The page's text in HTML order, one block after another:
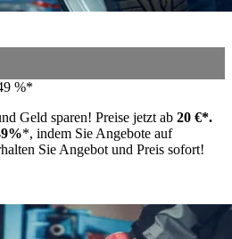
%*
Geld sparen! Preise jetzt ab 20 €*.
*, indem Sie Angebote auf
Sie Angebot und Preis sofort!